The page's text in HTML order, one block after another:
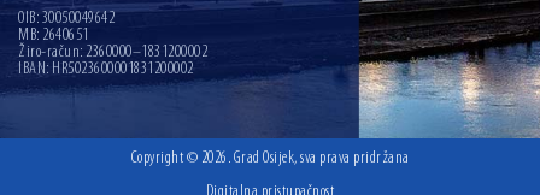
OIB: 30050049642
MB: 2640651
Žiro-račun: 2360000–1831200002
IBAN: HR5023600001831200002
Copyright © 2026. Grad Osijek, sva prava pridržana